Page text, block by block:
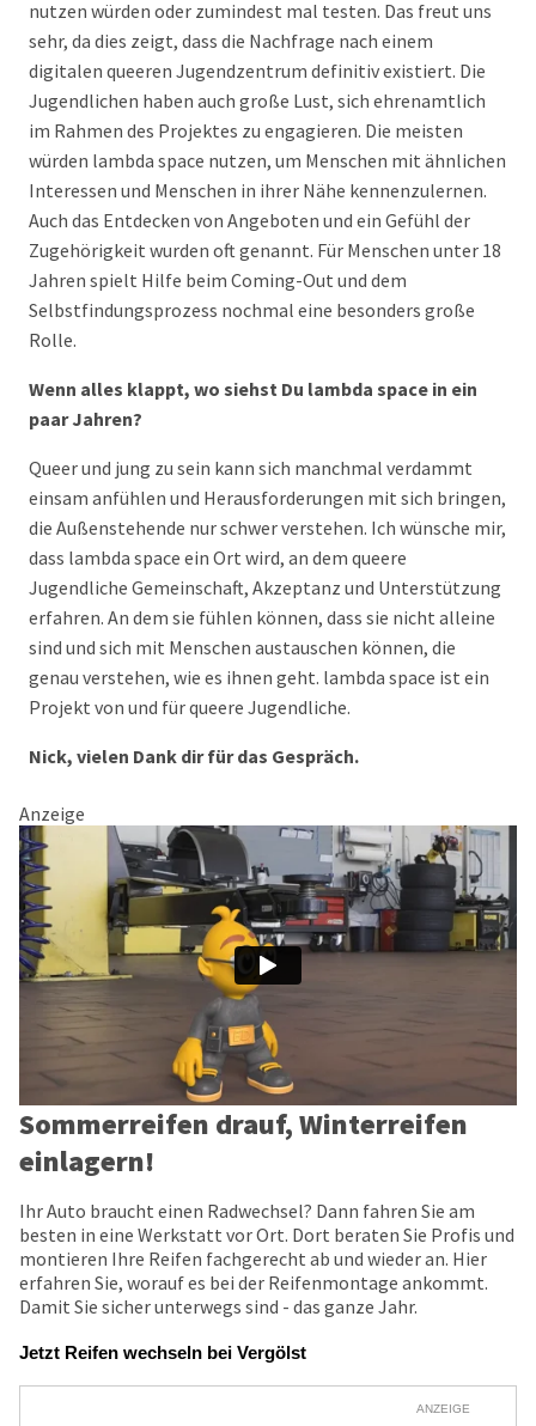
nutzen würden oder zumindest mal testen. Das freut uns
sehr, da dies zeigt, dass die Nachfrage nach einem
digitalen queeren Jugendzentrum definitiv existiert. Die
Jugendlichen haben auch große Lust, sich ehrenamtlich
im Rahmen des Projektes zu engagieren. Die meisten
würden lambda space nutzen, um Menschen mit ähnlichen
Interessen und Menschen in ihrer Nähe kennenzulernen.
Auch das Entdecken von Angeboten und ein Gefühl der
Zugehörigkeit wurden oft genannt. Für Menschen unter 18
Jahren spielt Hilfe beim Coming-Out und dem
Selbstfindungsprozess nochmal eine besonders große
Rolle.
Wenn alles klappt, wo siehst Du lambda space in ein
paar Jahren?
Queer und jung zu sein kann sich manchmal verdammt
einsam anfühlen und Herausforderungen mit sich bringen,
die Außenstehende nur schwer verstehen. Ich wünsche mir,
dass lambda space ein Ort wird, an dem queere
Jugendliche Gemeinschaft, Akzeptanz und Unterstützung
erfahren. An dem sie fühlen können, dass sie nicht alleine
sind und sich mit Menschen austauschen können, die
genau verstehen, wie es ihnen geht. lambda space ist ein
Projekt von und für queere Jugendliche.
Nick, vielen Dank dir für das Gespräch.
Anzeige
Sommerreifen drauf, Winterreifen
einlagern!
Ihr Auto braucht einen Radwechsel? Dann fahren Sie am
besten in eine Werkstatt vor Ort. Dort beraten Sie Profis und
montieren Ihre Reifen fachgerecht ab und wieder an. Hier
erfahren Sie, worauf es bei der Reifenmontage ankommt.
Damit Sie sicher unterwegs sind - das ganze Jahr.
Jetzt Reifen wechseln bei Vergölst
ANZEIGE